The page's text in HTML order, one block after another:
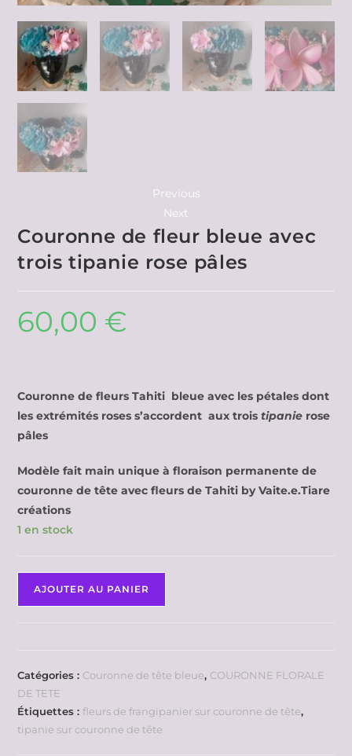
Previous
Next
Couronne de fleur bleue avec
trois tipanie rose pâles
60,00 €
Couronne de fleurs Tahiti bleue avec les pétales dont
les extrémités roses s’accordent aux troistipanie rose
pâles
Modèle fait main unique à floraison permanente de
couronne de tête avec fleurs de Tahiti by Vaite.e.Tiare
créations
1 en stock
AJOUTER AU PANIER
Catégories : Couronne de tête bleue, COURONNE FLORALE
DE TETE
Étiquettes :fleurs de frangipanier sur couronne de tête,
tipanie sur couronne de tête